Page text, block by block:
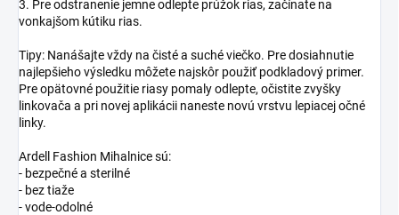
3. Pre odstranenie jemne odlepte prúžok rias, začínate na
vonkajšom kútiku rias.
Tipy: Nanášajte vždy na čisté a suché viečko. Pre dosiahnutie
najlepšieho výsledku môžete najskôr použiť podkladový primer.
Pre opätovné použitie riasy pomaly odlepte, očistite zvyšky
linkovača a pri novej aplikácii naneste novú vrstvu lepiacej očné
linky.
Ardell Fashion Mihalnice sú:
- bezpečné a sterilné
- bez tiaže
- vode-odolné